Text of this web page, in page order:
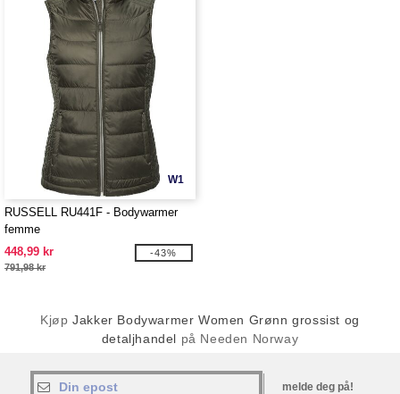
W1
RUSSELL RU441F - Bodywarmer
femme
448,99 kr
791,98 kr
-43%
KjøpJakker Bodywarmer Women Grønn grossist og
detaljhandel på Needen Norway
melde deg på!